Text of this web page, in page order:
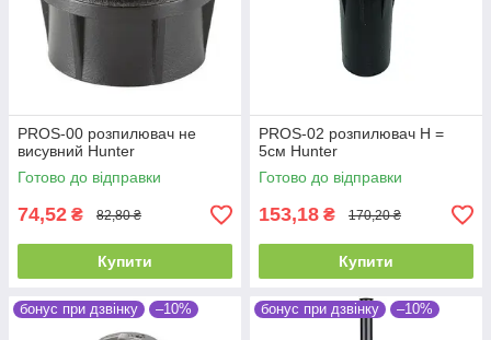
PROS-00 розпилювач не
висувний Hunter
Готово до відправки
74,52 ₴ 82,80 ₴
Купити
PROS-02 розпилювач Н =
5см Hunter
Готово до відправки
153,18 ₴ 170,20 ₴
Купити
бонус при дзвінку –10% бонус при дзвінку –10%